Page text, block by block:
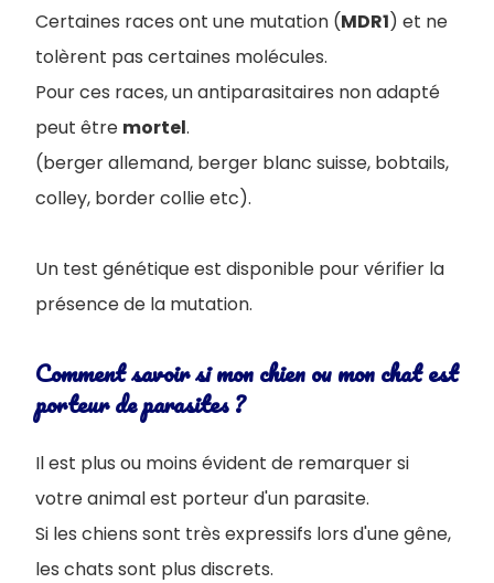
Certaines races ont une mutation (MDR1) et ne
tolèrent pas certaines molécules.
Pour ces races, un antiparasitaires non adapté
peut être mortel.
(berger allemand, berger blanc suisse, bobtails,
colley, border collie etc).
Un test génétique est disponible pour vérifier la
présence de la mutation.
Comment savoir si mon chien ou mon chat est
porteur de parasites ?
Il est plus ou moins évident de remarquer si
votre animal est porteur d'un parasite.
Si les chiens sont très expressifs lors d'une gêne,
les chats sont plus discrets.